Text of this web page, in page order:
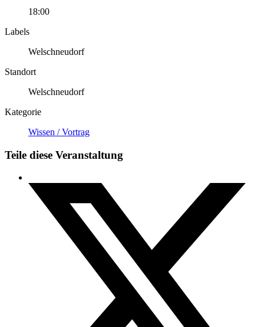
18:00
Labels
Welschneudorf
Standort
Welschneudorf
Kategorie
Wissen / Vortrag
Teile diese Veranstaltung